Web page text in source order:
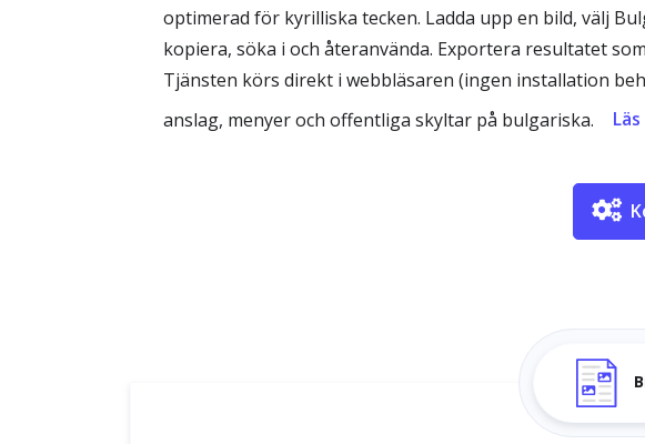
optimerad för kyrilliska tecken. Ladda upp en bild, välj
kopiera, söka i och återanvända. Exportera resultatet
Tjänsten körs direkt i webbläsaren (ingen installation
anslag, menyer och offentliga skyltar på bulgariska.